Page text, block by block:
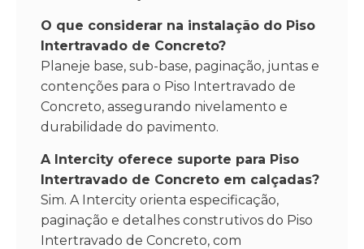
O que considerar na instalação do Piso
Intertravado de Concreto?
Planeje base, sub-base, paginação, juntas e
contenções para o Piso Intertravado de
Concreto, assegurando nivelamento e
durabilidade do pavimento.
A Intercity oferece suporte para Piso
Intertravado de Concreto em calçadas?
Sim. A Intercity orienta especificação,
paginação e detalhes construtivos do Piso
Intertravado de Concreto, com